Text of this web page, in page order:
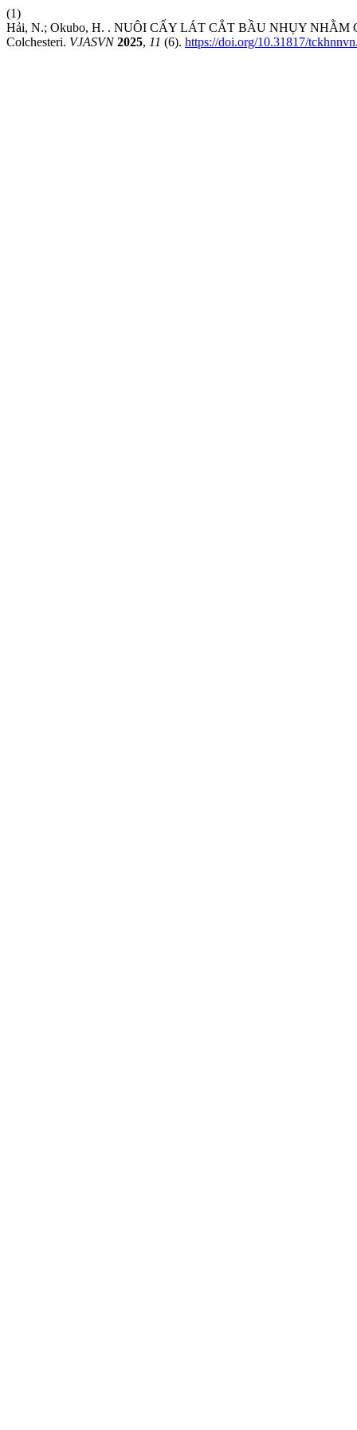
(1)
Hải, N.; Okubo, H. . NUÔI CẤY LÁT CẮT BẦU NHỤY
Colchesteri. VJASVN 2025, 11 (6). https://doi.org/10.31817/